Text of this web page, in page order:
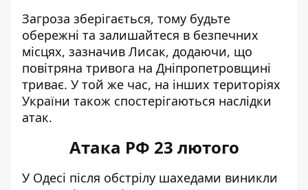
Загроза зберігається, тому будьте
обережні та залишайтеся в безпечних
місцях, зазначив Лисак, додаючи, що
повітряна тривога на Дніпропетровщині
триває. У той же час, на інших територіях
України також спостерігаються наслідки
атак.
Атака РФ 23 лютого
У Одесі після обстрілу шахедами виникли